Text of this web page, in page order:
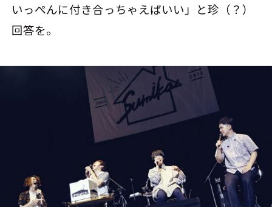
いっぺんに付き合っちゃえばいい」と珍（？）
回答を。